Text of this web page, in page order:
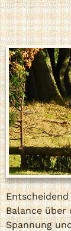
Balance über
Spannung